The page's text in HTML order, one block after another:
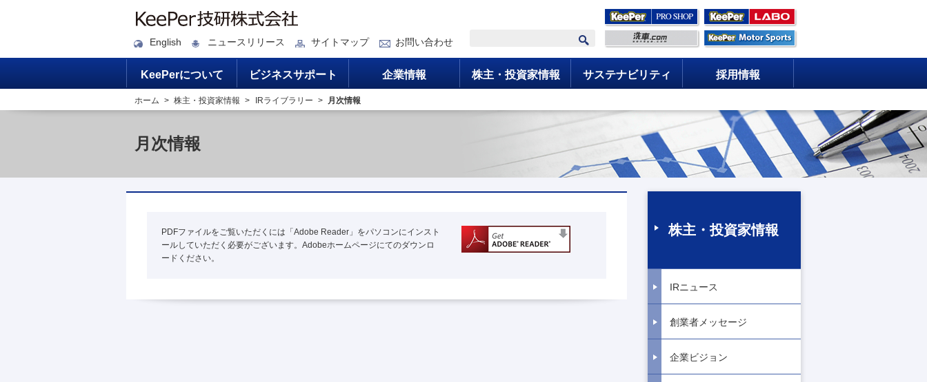
English ニュースリリース サイトマップ お問い合わせ
KeePerについて ビジネスサポート 企業情報 株主・投資家情報 サステナビリティ 採用情報
ホーム 株主・投資家情報 IRライブラリー 月次情報
月次情報
PDFファイルをご覧いただくには「Adobe Reader」をパソコンにインスト
ールしていただく必要がございます。Adobeホームページにてのダウンロ
ードください。
株主・投資家情報
IRニュース
創業者メッセージ
企業ビジョン